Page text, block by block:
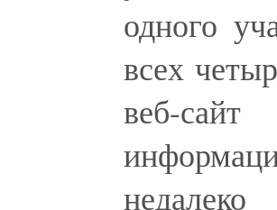
одного
всех
веб-